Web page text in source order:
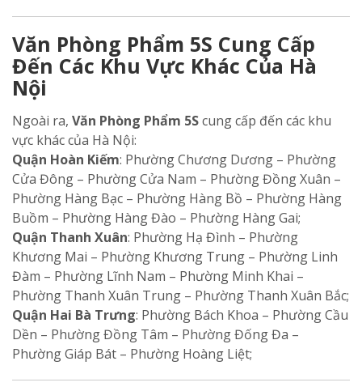
Văn Phòng Phẩm 5S Cung Cấp
Đến Các Khu Vực Khác Của Hà
Nội
Ngoài ra, Văn Phòng Phẩm 5Scung cấp đến các khu
vực khác của Hà Nội:
Quận Hoàn Kiếm: Phường Chương Dương – Phường
Cửa Đông – Phường Cửa Nam – Phường Đồng Xuân –
Phường Hàng Bạc – Phường Hàng Bồ – Phường Hàng
Buồm – Phường Hàng Đào – Phường Hàng Gai;
Quận Thanh Xuân: Phường Hạ Đình – Phường
Khương Mai – Phường Khương Trung – Phường Linh
Đàm – Phường Lĩnh Nam – Phường Minh Khai –
Phường Thanh Xuân Trung – Phường Thanh Xuân Bắc;
Quận Hai Bà Trưng: Phường Bách Khoa – Phường Cầu
Dền – Phường Đồng Tâm – Phường Đống Đa –
Phường Giáp Bát – Phường Hoàng Liệt;